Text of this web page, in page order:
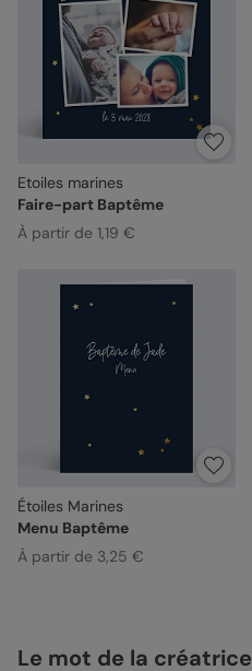
Etoiles marines
Faire-part Baptême
À partir de 1,19 €
Étoiles Marines
Menu Baptême
À partir de 3,25 €
Le mot de la créatrice